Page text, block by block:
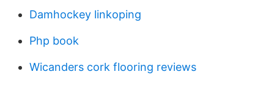
Damhockey linkoping
Php book
Wicanders cork flooring reviews